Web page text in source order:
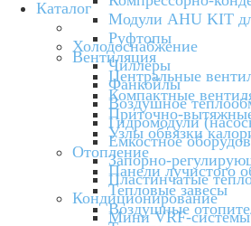
Каталог
Холодоснабжение
Чиллеры
Фанкойлы
Воздушное
Гидромодули
Емкостное
Запорно-
Пластинчатые
Кондиционирование
Мини VRF-системы
Модули AHU KIT
Руфтопы
Вентиляция
Центральные
Компактные
Приточно-
Узлы обвязки
Отопление
Панели лучистого
Тепловые завесы
Воздушные